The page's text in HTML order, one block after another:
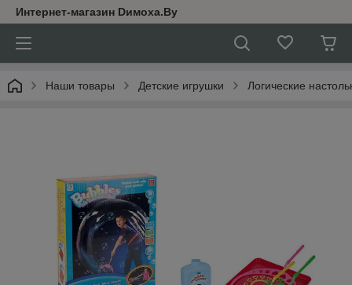
Интернет-магазин Dимoхa.By
Наши товары Детские игрушки Логические